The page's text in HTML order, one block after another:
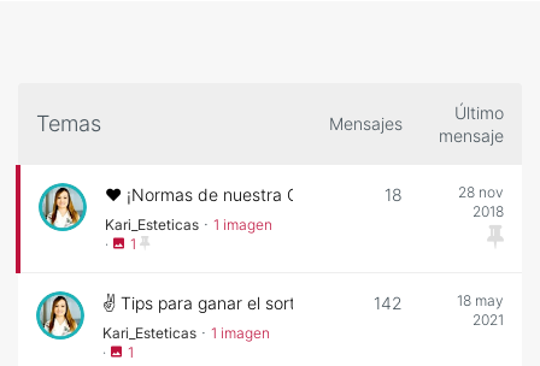
Temas Mensajes
Último
mensaje
❤ ¡Normas de nuestra Comunidad!
Kari_Esteticas · 1 imagen
·
1
18
28 nov
2018
✌️ Tips para ganar el sorteo
Kari_Esteticas · 1 imagen
·
1
142
18 may
2021